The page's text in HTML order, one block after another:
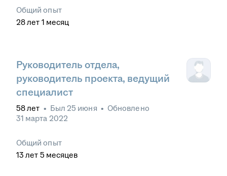
Общий опыт
28лет 1 месяц
Руководитель отдела,
руководитель проекта, ведущий
специалист
58лет • Был 25 июня • Обновлено
31 марта 2022
Общий опыт
13 лет 5 месяцев